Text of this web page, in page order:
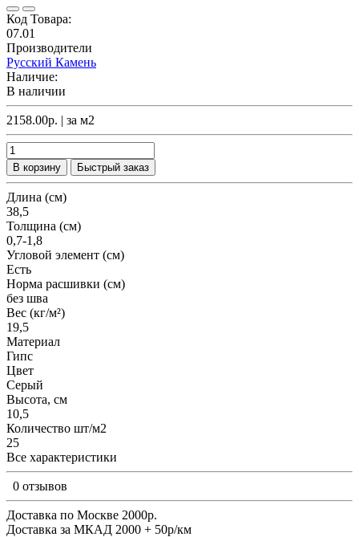
Код Товара:
07.01
Производители
Русский Камень
Наличие:
В наличии
2158.00р. | за м2
В корзину Быстрый заказ
Длина (см)
38,5
Толщина (см)
0,7-1,8
Угловой элемент (см)
Есть
Норма расшивки (см)
без шва
Вес (кг/м²)
19,5
Материал
Гипс
Цвет
Серый
Высота, см
10,5
Количество шт/м2
25
Все характеристики
0 отзывов
Доставка по Москве 2000р.
Доставка за МКАД 2000 + 50р/км